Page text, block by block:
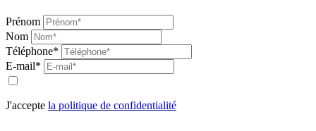
Prénom
Nom
Téléphone*
E-mail*
J'accepte la politique de confidentialité